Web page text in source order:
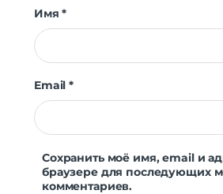
Имя*
Email*
Сохранить моё имя, email и
браузере для последующих
комментариев.